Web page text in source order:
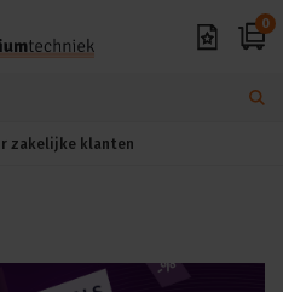
0
zakelijke klanten